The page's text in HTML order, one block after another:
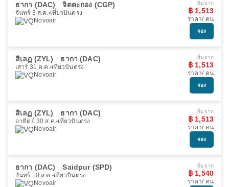
ธากา (DAC) จิตตะกอง (CGP)
จันทร์ 3 ส.ค. เที่ยวบินตรง
Novoair
เริ่มจาก
฿ 1,513
ราคา/ คน
จอง
สิเลฏ (ZYL) ธากา (DAC)
เสาร์ 31 ต.ค. เที่ยวบินตรง
Novoair
เริ่มจาก
฿ 1,513
ราคา/ คน
จอง
สิเลฏ (ZYL) ธากา (DAC)
อาทิตย์ 30 ส.ค. เที่ยวบินตรง
Novoair
เริ่มจาก
฿ 1,513
ราคา/ คน
จอง
ธากา (DAC) Saidpur (SPD)
จันทร์ 10 ส.ค. เที่ยวบินตรง
Novoair
เริ่มจาก
฿ 1,540
ราคา/ คน